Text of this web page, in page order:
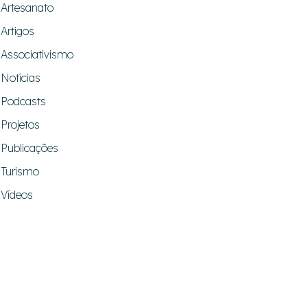
Artesanato
Artigos
Associativismo
Notícias
Podcasts
Projetos
Publicações
Turismo
Vídeos